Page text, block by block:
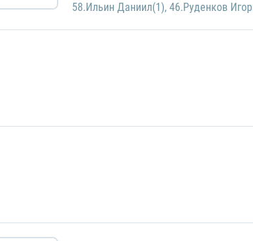
58.Ильин Даниил(1), 46.Руденков